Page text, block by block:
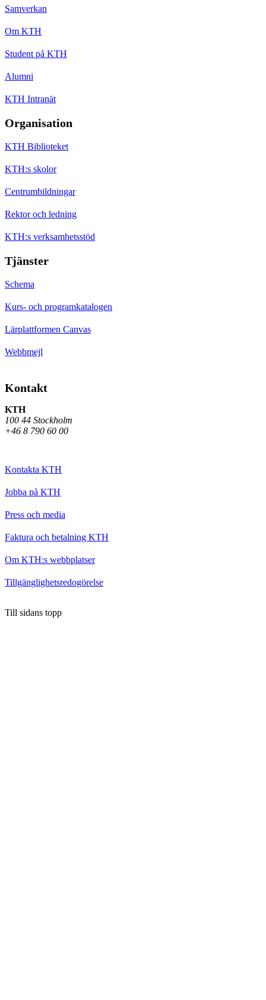
Samverkan
Om KTH
Student på KTH
Alumni
KTH Intranät
Organisation
KTH Biblioteket
KTH:s skolor
Centrumbildningar
Rektor och ledning
KTH:s verksamhetsstöd
Tjänster
Schema
Kurs- och programkatalogen
Lärplattformen Canvas
Webbmejl
Kontakt
KTH
100 44 Stockholm
+46 8 790 60 00
Kontakta KTH
Jobba på KTH
Press och media
Faktura och betalning KTH
Om KTH:s webbplatser
Tillgänglighetsredogörelse
Till sidans topp